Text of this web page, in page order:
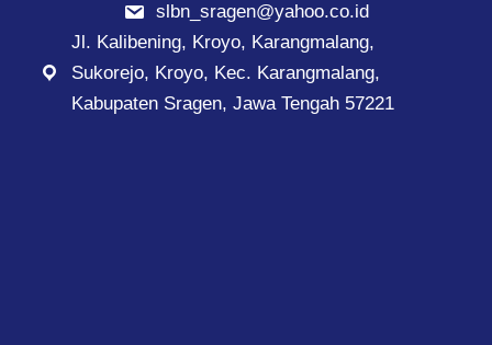
slbn_sragen@yahoo.co.id
Jl. Kalibening, Kroyo, Karangmalang,
Sukorejo, Kroyo, Kec. Karangmalang,
Kabupaten Sragen, Jawa Tengah 57221